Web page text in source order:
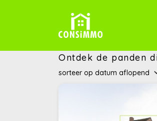
Ontdek de panden
sorteer op datum aflopend